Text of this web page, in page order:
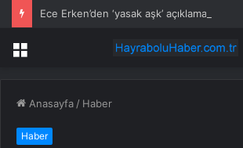
Menü
Anasayfa / Haber
Haber